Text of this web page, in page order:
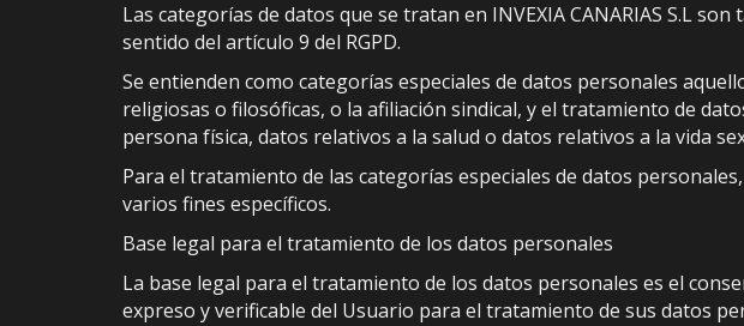
Las categorías de datos que se tratan en INVEXIA CANARIAS S.L
sentido del artículo 9 del RGPD.
Se entienden como categorías especiales de datos personales
religiosas o filosóficas, o la afiliación sindical, y el tratamiento de
persona física, datos relativos a la salud o datos relativos a la vida
Para el tratamiento de las categorías especiales de datos
varios fines específicos.
Base legal para el tratamiento de los datos personales
La base legal para el tratamiento de los datos personales es el
expreso y verificable del Usuario para el tratamiento de sus datos